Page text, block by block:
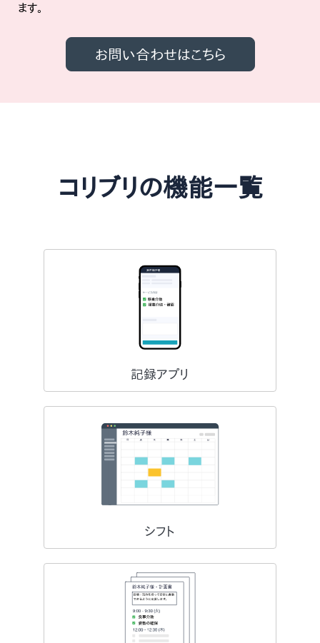
ます。
お問い合わせはこちら
コリブリの機能一覧
記録アプリ
シフト